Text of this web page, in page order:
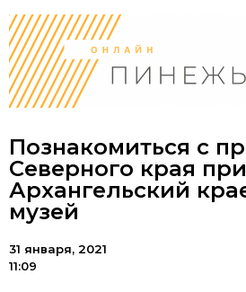
Познакомиться с
Северного края
Архангельский
музей
31 января, 2021
11:09